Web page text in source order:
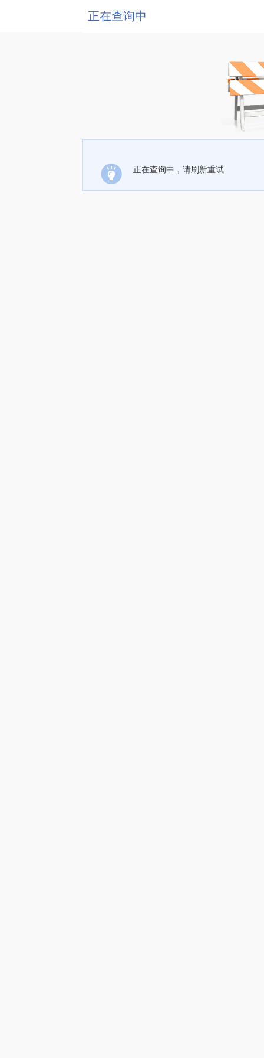
正在查询中
正在查询中，请刷新重试